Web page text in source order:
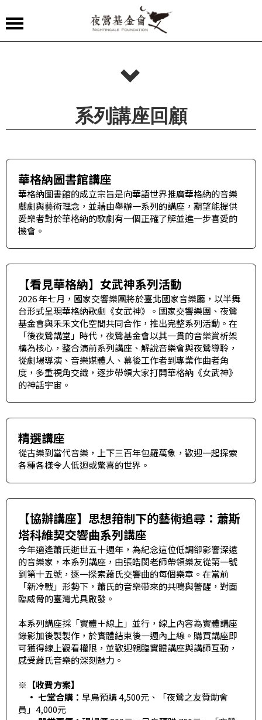
導
聆
夜
鶯
講
堂
格
納
圖
書
館
講
與
藝
術
家
夜
百
科
夜
鶯
出
品
最
消
息
系列講座回顧
華格納圖書館講座
華格納圖書館的成立宗旨是向華語世界推廣華格納的音樂
戲劇與藝術理念，並藉由舉辦一系列的講座，期望能提供
愛樂者對於華格納的歌劇有一個正確了解並進一步喜愛的
機會。
【看見華格納】女武神系列活動
2026 年七月，國家交響樂團將於臺北國家音樂廳，以半舞
台形式呈現華格納歌劇《女武神》。國家交響樂團、夜鶯
基金會與禾禾文化空間共同合作，推出完整系列活動。在
「後夜鶯講堂」時代，夜鶯基金會以其一貫的音樂賞析架
構為核心，整合演前系列講座、解說音樂會與夜鶯導聆，
從劇場導演、音樂媒體人、幕後工作者到專業作曲者角
度，多重視角交織，逐步帶領大家打開華格納《女武神》
的神話宇宙。
精選講座
從古樂到當代音樂，上下三百年包羅萬象，歡迎一起探索
各種各樣令人低迴或驚喜的世界。
【協辦講座】思想箝制下的藝術追尋：蕭斯
塔科維契交響曲系列講座
今年適逢蕭氏逝世五十週年，為紀念這位低調卻影響深遠
的音樂家，本系列講座，由張皓閔老師帶領樂友從第一號
到第十五號，逐一探索蕭氏交響曲的每個樂章。在當前
「新冷戰」形勢下，蕭氏的音樂帶來的共鳴與警醒，對面
臨威脅的臺灣尤具啟發。
本系列講座採「實體＋線上」並行，線上內容為實體講座
錄影加後製製作，於實體結束後一週內上線。購買講座即
可獲得線上觀看權限，並歡迎親臨實體講座與講師互動，
感受蕭氏音樂的深刻魅力。
※【收費方案】
• 七堂合購： 早鳥預購 4,500元、「夜鶯之友贊助會
員」4,000元